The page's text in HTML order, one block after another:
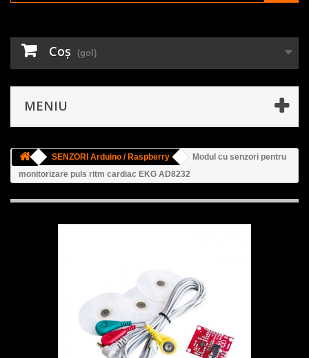
Coş (gol)
MENIU
SENZORI Arduino / Raspberry
Modul cu senzori pentru
monitorizare puls ritm cardiac EKG AD8232